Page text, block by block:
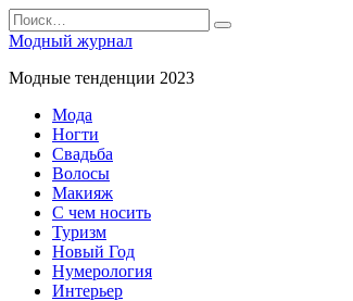
Перейти
к
содержанию
Search
for:
Модный журнал
Модные тенденции 2023
Мода
Ногти
Свадьба
Волосы
Макияж
С чем носить
Туризм
Новый Год
Нумерология
Интерьер